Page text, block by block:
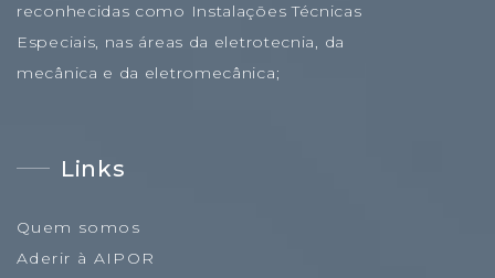
reconhecidas como Instalações Técnicas
Especiais, nas áreas da eletrotecnia, da
mecânica e da eletromecânica;
Links
Quem somos
Aderir à AIPOR